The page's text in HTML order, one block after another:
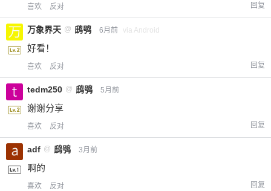
喜欢 反对 回复
万象界天 @ 鸱鸮 6月前 via Android
好看！
喜欢 反对 回复
tedm250 @ 鸱鸮 5月前
谢谢分享
喜欢 反对 回复
adf @ 鸱鸮 3月前
啊的
喜欢 反对 回复